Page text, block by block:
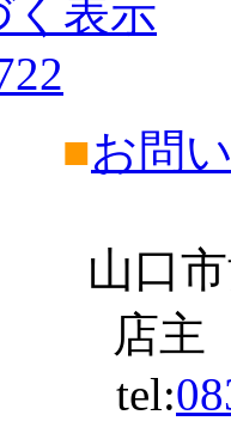
く表示
■お問
山口
店
tel: